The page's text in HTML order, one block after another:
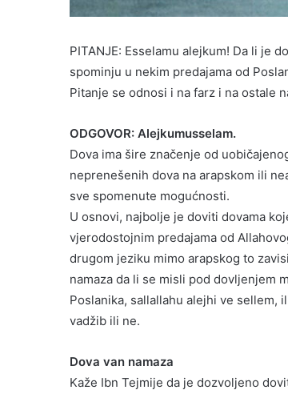
PITANJE: Esselamu alejkum! Da li je
spominju u nekim predajama od
Pitanje se odnosi i na farz i na ostale
ODGOVOR: Alejkumusselam.
Dova ima šire značenje od
neprenešenih dova na arapskom ili
sve spomenute mogućnosti.
U osnovi, najbolje je doviti dovama
vjerodostojnim predajama od
drugom jeziku mimo arapskog to
namaza da li se misli pod dovljenjem
Poslanika, sallallahu alejhi ve sellem,
vadžib ili ne.
Dova van namaza
Kaže Ibn Tejmije da je dozvoljeno